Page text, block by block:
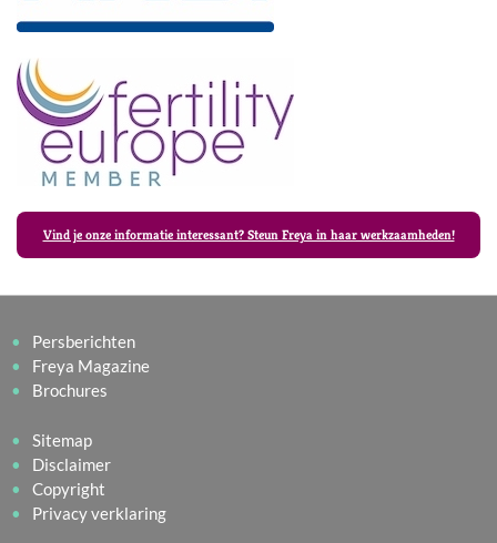
Vind je onze informatie interessant? Steun Freya in haar werkzaamheden!
Persberichten
Freya Magazine
Brochures
Sitemap
Disclaimer
Copyright
Privacy verklaring